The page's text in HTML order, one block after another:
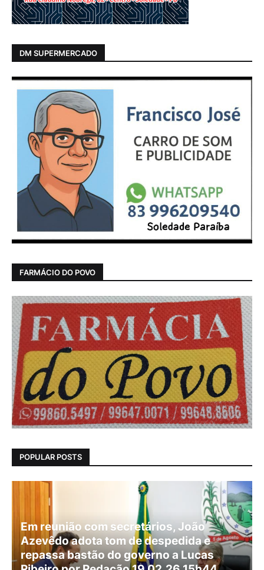
DM SUPERMERCADO
FARMÁCIO DO POVO
POPULAR POSTS
Em reunião com secretários, João
Azevêdo adota tom de despedida e
repassa bastão do governo a Lucas